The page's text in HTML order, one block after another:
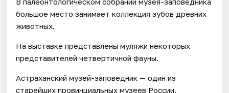
большое место занимает коллекция зубов древних
животных.
На выставке представлены муляжи некоторых
представителей четвертичной фауны.
Астраханский музей-заповедник — один из
старейших провинциальных музеев России.